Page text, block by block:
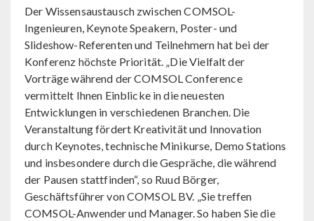
Der Wissensaustausch zwischen COMSOL-
Ingenieuren, Keynote Speakern, Poster- und
Slideshow-Referenten und Teilnehmern hat bei der
Konferenz höchste Priorität. „Die Vielfalt der
Vorträge während der COMSOL Conference
vermittelt Ihnen Einblicke in die neuesten
Entwicklungen in verschiedenen Branchen. Die
Veranstaltung fördert Kreativität und Innovation
durch Keynotes, technische Minikurse, Demo Stations
und insbesondere durch die Gespräche, die während
der Pausen stattfinden“, so Ruud Börger,
Geschäftsführer von COMSOL BV. „Sie treffen
COMSOL-Anwender und Manager. So haben Sie die